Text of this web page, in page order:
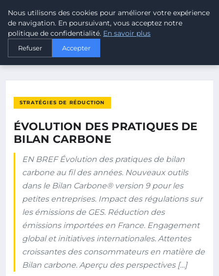
MALTA CLIMATE
ACCUEIL
ÉVOLUTION DES PRATIQUES DE BILAN CARBONE
STRATÉGIES DE RÉDUCTION
ÉVOLUTION DES PRATIQUES DE
BILAN CARBONE
EN BREF Évolution des pratiques de bilan
carbone au fil des années. Nouveaux outils
dans le Bilan Carbone® version 9 pour les
petites entreprises. Impact des régulations sur
les émissions de GES. Réduction des
émissions importées en France. Engagement
global et initiatives internationales. Attentes
croissantes des consommateurs en matière de
Bilan carbone. Aperçu des perspectives […]
Nous utilisons des cookies pour améliorer votre expérience
de navigation. En poursuivant, vous acceptez notre
politique de confidentialité. En savoir plus
Refuser Accepter